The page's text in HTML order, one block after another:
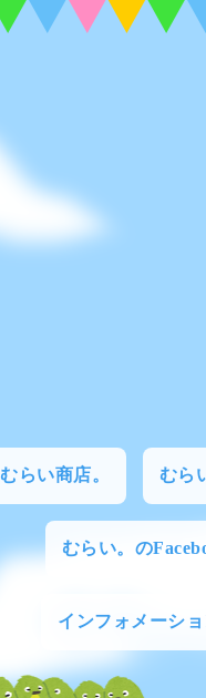
むらい商店。 むら
むらい。の
インフォメーシ